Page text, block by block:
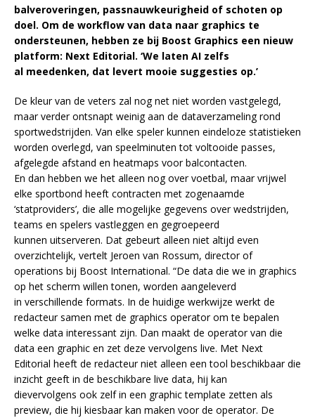
balveroveringen, passnauwkeurigheid of schoten op
doel. Om de workflow van data naar graphics te
ondersteunen, hebben ze bij Boost Graphics een nieuw
platform: Next Editorial. ‘We laten AI zelfs
al meedenken, dat levert mooie suggesties op.’
De kleur van de veters zal nog net niet worden vastgelegd,
maar verder ontsnapt weinig aan de dataverzameling rond
sportwedstrijden. Van elke speler kunnen eindeloze statistieken
worden overlegd, van speelminuten tot voltooide passes,
afgelegde afstand en heatmaps voor balcontacten.
En dan hebben we het alleen nog over voetbal, maar vrijwel
elke sportbond heeft contracten met zogenaamde
‘statproviders’, die alle mogelijke gegevens over wedstrijden,
teams en spelers vastleggen en gegroepeerd
kunnen uitserveren. Dat gebeurt alleen niet altijd even
overzichtelijk, vertelt Jeroen van Rossum, director of
operations bij Boost International. “De data die we in graphics
op het scherm willen tonen, worden aangeleverd
in verschillende formats. In de huidige werkwijze werkt de
redacteur samen met de graphics operator om te bepalen
welke data interessant zijn. Dan maakt de operator van die
data een graphic en zet deze vervolgens live. Met Next
Editorial heeft de redacteur niet alleen een tool beschikbaar die
inzicht geeft in de beschikbare live data, hij kan
dievervolgens ook zelf in een graphic template zetten als
preview, die hij kiesbaar kan maken voor de operator. De